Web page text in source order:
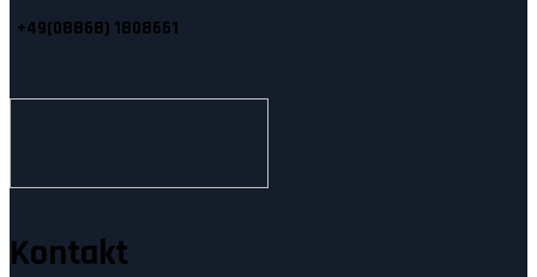
+49(08868) 1808661
Kontakt